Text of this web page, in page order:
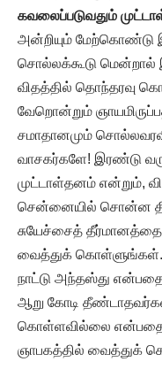
கவலைப்படுவதும்
அன்றியும் மேற்கொண்டு
சொல்லக்கூடு மென்றால்
விதத்தில் தொந்தரவு
வேறொன்றும்
சமாதானமும்
வாசகர்களே! இரண்டு
முட்டாள்தனம் என்றும்,
சென்னையில் சொன்ன
சுயேச்சைத்
வைத்துக் கொள்ளுங்கள்.
நாட்டு அந்தஸ்து
ஆறு கோடி
கொள்ளவில்லை
ஞாபகத்தில் வைத்துக்